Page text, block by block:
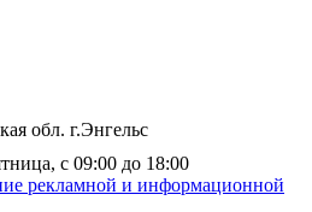
обл. г.Энгельс
с 09:00 до 18:00
рекламной и информационной